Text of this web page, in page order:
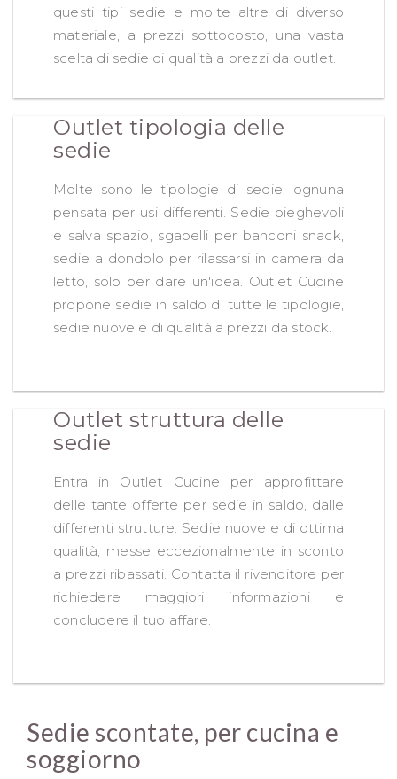
questi tipi sedie e molte altre di diverso
materiale, a prezzi sottocosto, una vasta
scelta di sedie di qualità a prezzi da outlet.
Outlet tipologia delle
sedie
Molte sono le tipologie di sedie, ognuna
pensata per usi differenti. Sedie pieghevoli
e salva spazio, sgabelli per banconi snack,
sedie a dondolo per rilassarsi in camera da
letto, solo per dare un'idea. Outlet Cucine
propone sedie in saldo di tutte le tipologie,
sedie nuove e di qualità a prezzi da stock.
Outlet struttura delle
sedie
Entra in Outlet Cucine per approfittare
delle tante offerte per sedie in saldo, dalle
differenti strutture. Sedie nuove e di ottima
qualità, messe eccezionalmente in sconto
a prezzi ribassati. Contatta il rivenditore per
richiedere maggiori informazioni e
concludere il tuo affare.
Sedie scontate, per cucina e
soggiorno